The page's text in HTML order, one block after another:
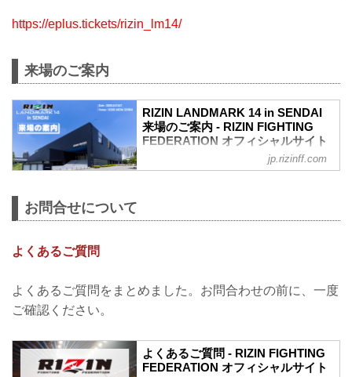
たぞ！（※スカパー！は5/23(土)販売開
会場に来られない方、また会場にも行く
が実況・解説ありで試合を見たい方は是
非、お好きな配信サービスでRIZIN
LANDMARK 14 in SENDAIを全試合リア
ルタイ...
https://eplus.tickets/rizin_lm14/
来場のご案内
RIZIN LANDMARK 14 in SENDAI
来場のご案内 - RIZIN FIGHTING
FEDERATION オフィシャルサイト
6月6日（土）セビオアリーナ仙台にて開
いたします。
お願い致します。
が確認された場合、退館していただく場
合がございますので予めご了承くださ
い。
jp.rizinff.com
お問合せについて
よくあるご質問
よくあるご質問をまとめました。お問合わせの前に、一度
ご確認ください。
よくあるご質問 - RIZIN FIGHTING
FEDERATION オフィシャルサイト